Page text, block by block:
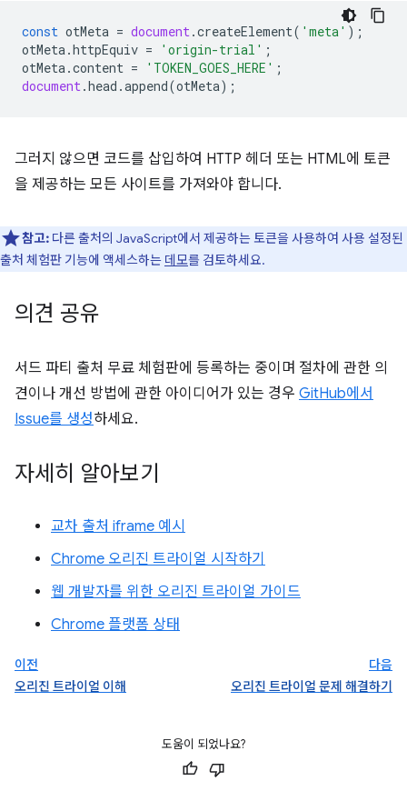
const otMeta = document.createElement( 'meta' );
otMeta.httpEquiv = 'origin-trial' ;
otMeta.content = 'TOKEN_GOES_HERE' ;
document.head .append(otMeta);
그러지 않으면 코드를 삽입하여 HTTP 헤더 또는 HTML에 토큰
을 제공하는 모든 사이트를 가져와야 합니다.
참고: 다른 출처의 JavaScript에서 제공하는 토큰을 사용하여 사용 설정된
출처 체험판 기능에 액세스하는 데모를 검토하세요.
의견 공유
서드 파티 출처 무료 체험판에 등록하는 중이며 절차에 관한 의
견이나 개선 방법에 관한 아이디어가 있는 경우 GitHub에서
Issue를 생성하세요.
자세히 알아보기
교차 출처 iframe 예시
Chrome 오리진 트라이얼 시작하기
웹 개발자를 위한 오리진 트라이얼 가이드
Chrome 플랫폼 상태
이전
오리진 트라이얼 이해
다음
오리진 트라이얼 문제 해결하기
도움이 되었나요?